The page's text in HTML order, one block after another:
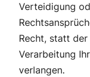
Verteidigung
Recht, statt
Verarbeitung
verlangen.